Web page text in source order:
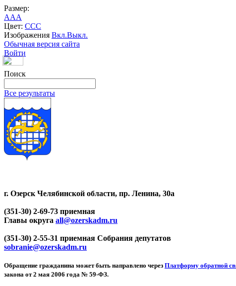
Размер:
AAA
Цвет: CCC
Изображения Вкл.Выкл.
Обычная версия сайта
Войти
Поиск
Все результаты
г. Озерск Челябинской области, пр. Ленина, 30а
(351-30) 2-69-73 приемная
Главы округа all@ozerskadm.ru
(351-30) 2-55-31 приемная Собрания депутатов
sobranie@ozerskadm.ru
Обращение гражданина может быть направлено через Платформу обратной
закона от 2 мая 2006 года № 59-ФЗ.